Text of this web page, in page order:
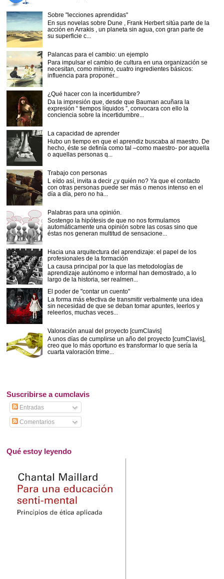
Sobre "lecciones aprendidas"
En sus novelas sobre Dune , Frank Herbert sitúa parte de la
acción en Arrakis , un planeta sin agua, con gran parte de
su superficie c...
Palancas para el cambio: un ejemplo
Para impulsar el cambio de cultura en una organización se
necesitan, como mínimo, cuatro ingredientes básicos:
influencia para proponér...
¿Qué hacer con la incertidumbre?
Da la impresión que, desde que Bauman acuñara la
expresión “ tiempos líquidos ”, convocara con ello la
conciencia sobre la incertidumbre...
La capacidad de aprender
Hubo un tiempo en que el aprendiz buscaba al maestro. De
hecho, éste se definía como tal –como maestro- por aquella
o aquellas personas q...
Trabajo con personas
L eído así, invita a decir ¿y quién no? Ya que el contacto
con otras personas puede ser más o menos intenso en el
día a día, pero no ha...
Palabras para una opinión.
Sostengo la hipótesis de que no nos formulamos
automáticamente una opinión sobre las cosas sino que
éstas nos generan multitud de sensacione...
Hacia una arquitectura del aprendizaje: el papel de los
profesionales de la formación
La causa principal por la que las metodologías de
aprendizaje autónomo e informal han demostrado, a lo
largo de la historia, ser realmen...
El poder de "contar un cuento"
La forma más efectiva de transmitir verbalmente una idea
sin necesidad de que se deban tomar apuntes, leerlos y
releerlos, muchas veces...
Valoración anual del proyecto [cumClavis]
A unos días de cumplirse un año del proyecto [cumClavis],
creo que lo más oportuno es transformar lo que sería la
cuarta valoración trime...
Suscribirse a cumclavis
Entradas
Comentarios
Qué estoy leyendo